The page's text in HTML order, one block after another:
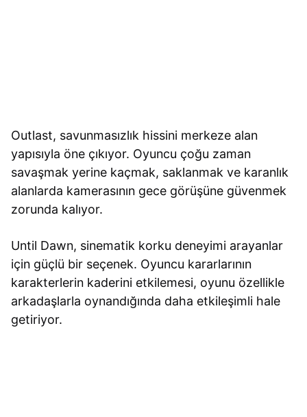
Outlast, savunmasızlık hissini merkeze alan
yapısıyla öne çıkıyor. Oyuncu çoğu zaman
savaşmak yerine kaçmak, saklanmak ve karanlık
alanlarda kamerasının gece görüşüne güvenmek
zorunda kalıyor.
Until Dawn, sinematik korku deneyimi arayanlar
için güçlü bir seçenek. Oyuncu kararlarının
karakterlerin kaderini etkilemesi, oyunu özellikle
arkadaşlarla oynandığında daha etkileşimli hale
getiriyor.